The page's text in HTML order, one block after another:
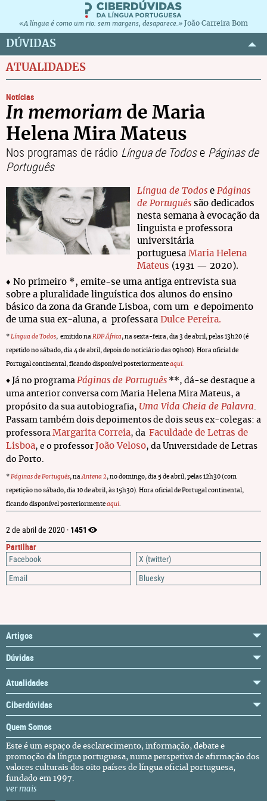
«A língua é como um rio: sem margens, desaparece.» João Carreira Bom
DÚVIDAS
ATUALIDADES
2 de abril de 2020 · 1451
Partilhar
Facebook
X (twitter)
Email
Bluesky
Notícias
In memoriam de Maria
Helena Mira Mateus
Nos programas de rádio Língua de Todose Páginas de
Português
Língua de Todos e Páginas
de Português são dedicados
nesta semana à evocação da
linguista e professora
universitária
portuguesa Maria Helena
Mateus (1931 — 2020).
♦ No primeiro *, emite-se uma antiga entrevista sua
sobre a pluralidade linguística dos alunos do ensino
básico da zona da Grande Lisboa, com um e depoimento
de uma sua ex-aluna, a professara Dulce Pereira.
* Língua de Todos, emitido na RDP África, na sexta-feira, dia 3 de abril, pelas 13h20 (é
repetido no sábado, dia 4 de abril, depois do noticiário das 09h00). Hora oficial de
Portugal continental, ficando disponível posteriormente aqui.
♦ Já no programa Páginas de Português **, dá-se destaque a
uma anterior conversa com Maria Helena Mira Mateus, a
propósito da sua autobiografia, Uma Vida Cheia de Palavra.
Passam também dois depoimentos de dois seus ex-colegas: a
professora Margarita Correia, da Faculdade de Letras de
Lisboa, e o professor João Veloso, da Universidade de Letras
do Porto.
* Páginas de Português, naAntena 2, no domingo, dia 5 de abril, pelas 12h30 (com
repetição no sábado, dia 10 de abril, às 15h30). Hora oficial de Portugal continental,
ficando disponível posteriormente aqui.
Artigos
Dúvidas
Atualidades
Ciberdúvidas
Quem Somos
Este é um espaço de esclarecimento, informação, debate e
promoção da língua portuguesa, numa perspetiva de afirmação dos
valores culturais dos oito países de língua oficial portuguesa,
fundado em 1997.
ver mais